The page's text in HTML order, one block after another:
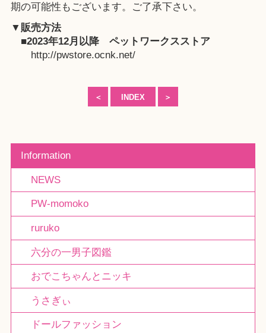
期の可能性もございます。ご了承下さい。
▼販売方法
■2023年12月以降 ペットワークスストア
http://pwstore.ocnk.net/
＜ INDEX ＞
Information
NEWS
PW-momoko
ruruko
六分の一男子図鑑
おでこちゃんとニッキ
うさぎぃ
ドールファッション